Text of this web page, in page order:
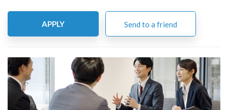
APPLY Send to a friend